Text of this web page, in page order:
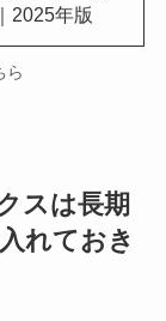
2025年版
ら
スは長期
れておき